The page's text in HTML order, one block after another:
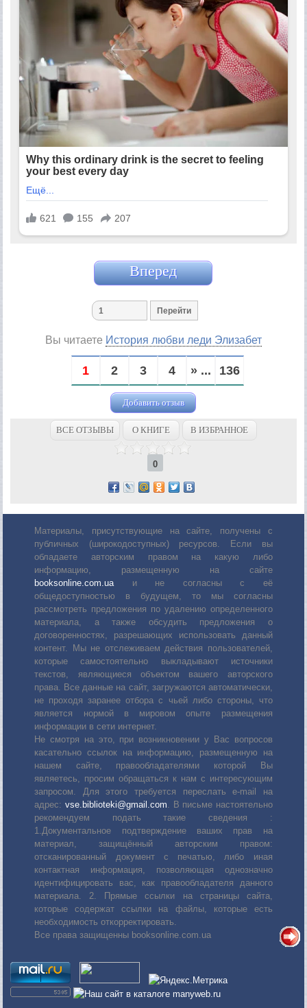
Вперед
Вы читаете История любви леди Элизабет
1 2 3 4 » ... 136
Добавить отзыв
ВСЕ ОТЗЫВЫ О КНИГЕ В ИЗБРАННОЕ
0
Материалы, присутствующие на сайте, получены с
публичных (широкодоступных) ресурсов. Если вы
обладаете авторским правом на какую либо
информацию, размещенную на сайте
booksonline.com.uaи не согласны с её
общедоступностью в будущем, то мы согласны
рассмотреть предложения по удалению определенного
материала, а также обсудить предложения о
договоренностях, разрешающих использовать данный
контент. Мы не отслеживаем действия пользователей,
которые самостоятельно выкладывают источники
текстов, являющиеся объектом вашего авторского
права. Все данные на сайт, загружаются автоматически,
не проходя заранее отбора с чьей либо стороны, что
является нормой в мировом опыте размещения
информации в сети интернет.
Не смотря на это, при возникновении у Вас вопросов
касательно ссылок на информацию, размещенную на
нашем сайте, правообладателями которой Вы
являетесь, просим обращаться к нам с интересующим
запросом. Для этого требуется переслать е-mail на
адрес: vse.biblioteki@gmail.com. В письме настоятельно
рекомендуем подать такие сведения :
1.Документальное подтверждение ваших прав на
материал, защищённый авторским правом:
отсканированный документ с печатью, либо иная
контактная информация, позволяющая однозначно
идентифицировать вас, как правообладателя данного
материала. 2. Прямые ссылки на страницы сайта,
которые содержат ссылки на файлы, которые есть
необходимость откорректировать.
Все права защищенны booksonline.com.ua